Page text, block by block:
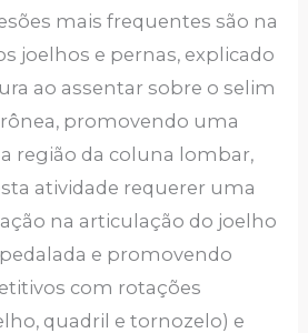
mais frequentes são na
joelhos e pernas, explicado
ao assentar sobre o selim
promovendo uma
região da coluna lombar,
atividade requerer uma
na articulação do joelho
e promovendo
com rotações
quadril e tornozelo) e